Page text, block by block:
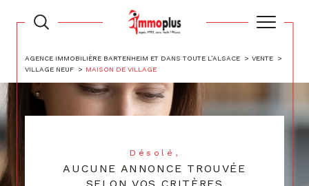
AGENCE IMMOBILIÈRE BARTENHEIM ET DANS TOUTE L’ALSACE
VENTE
VILLAGE NEUF
MAISON DE VILLAGE
Désolé,
AUCUNE ANNONCE TROUVÉE